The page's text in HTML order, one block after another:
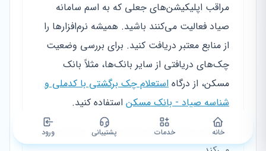
مراقب اپلیکیشن‌های جعلی که به اسم سامانه
صیاد فعالیت می‌کنند باشید. همیشه نرم‌افزارها را
از منابع معتبر دریافت کنید. برای بررسی وضعیت
چک‌های دریافتی از سایر بانک‌ها، مثلاً بانک
مسکن، از درگاه استعلام چک برگشتی با کدملی و
شناسه صیاد - بانک مسکن استفاده کنید.
این کار از ورود به سایت‌های فیشینگ جلوگیری
خانه خدمات پشتیبانی ورود